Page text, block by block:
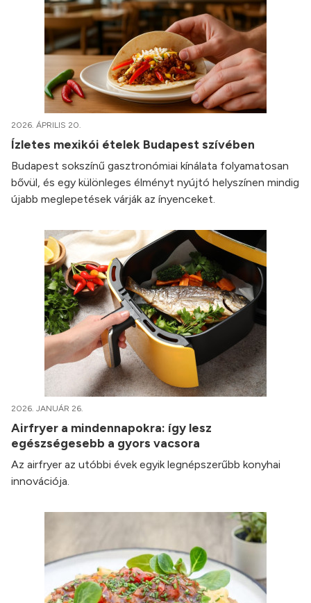
2026. ÁPRILIS 20.
Ízletes mexikói ételek Budapest szívében
Budapest sokszínű gasztronómiai kínálata folyamatosan
bővül, és egy különleges élményt nyújtó helyszínen mindig
újabb meglepetések várják az ínyenceket.
2026. JANUÁR 26.
Airfryer a mindennapokra: így lesz
egészségesebb a gyors vacsora
Az airfryer az utóbbi évek egyik legnépszerűbb konyhai
innovációja.